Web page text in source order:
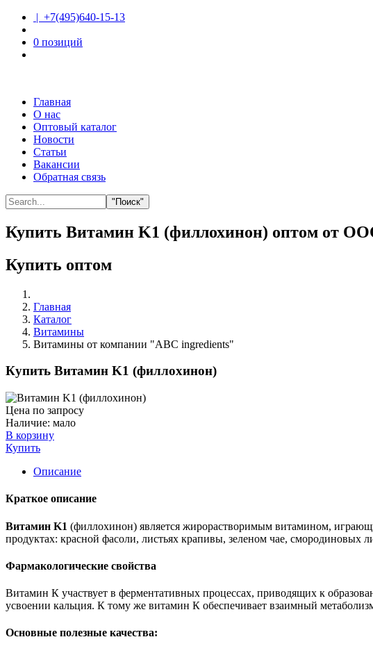
| +7(495)640-15-13
0 позиций
Главная
О нас
Оптовый каталог
Новости
Статьи
Вакансии
Обратная связь
"Поиск"
Купить Витамин K1 (филлохинон) оптом от
Купить оптом
Главная
Каталог
Витамины
Витамины от компании "ABC ingredients"
Купить Витамин K1 (филлохинон)
Цена по запросу
Наличие: мало
В корзину
Купить
Описание
Краткое описание
Витамин K1 (филлохинон) является жирорастворимым витамином,
продуктах: красной фасоли, листьях крапивы, зеленом чае,
Фармакологические свойства
Витамин К участвует в ферментативных процессах, приводящих к
усвоении кальция. К тому же витамин К обеспечивает взаимный
Основные полезные качества: